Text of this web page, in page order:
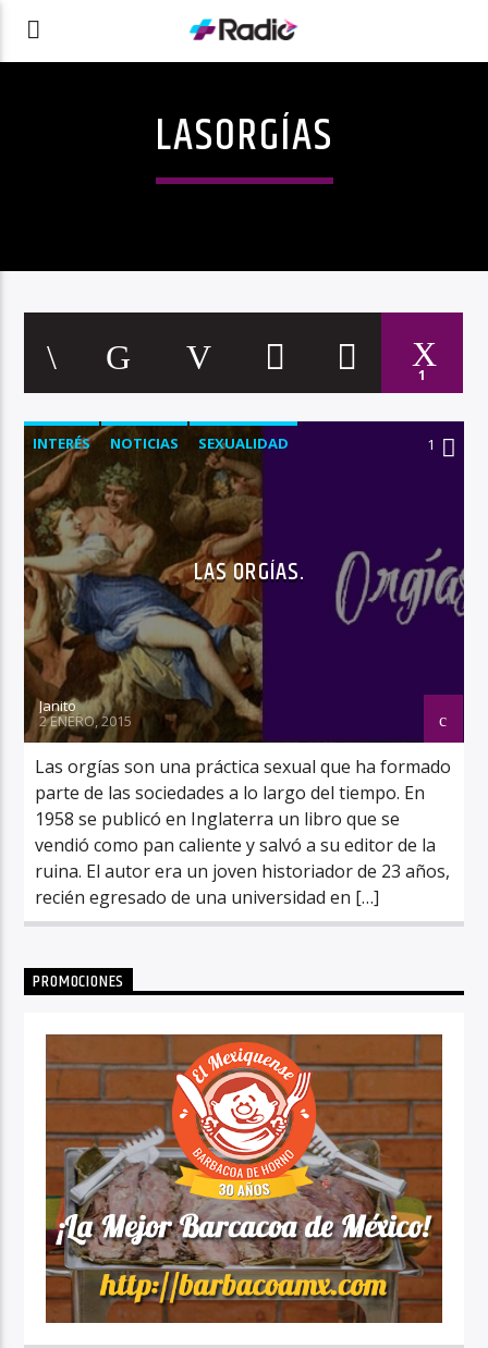
LASORGÍAS
1
INTERÉS NOTICIAS SEXUALIDAD 1
LAS ORGÍAS.
Janito
2 ENERO, 2015
Las orgías son una práctica sexual que ha formado
parte de las sociedades a lo largo del tiempo. En
1958 se publicó en Inglaterra un libro que se
vendió como pan caliente y salvó a su editor de la
ruina. El autor era un joven historiador de 23 años,
recién egresado de una universidad en […]
PROMOCIONES